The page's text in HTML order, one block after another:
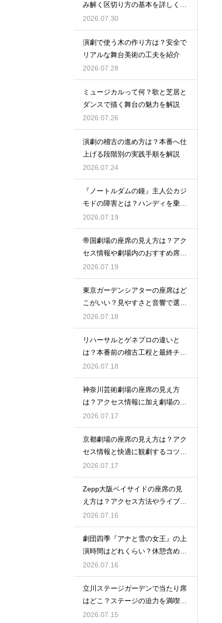
み解く区切り方の基本を詳しく解
説
2026.07.30
演劇で使う木の作り方は？安全で
リアルな舞台美術の工夫を紹介
2026.07.28
ミュージカルって何？歌と芝居と
ダンスで描く舞台の魅力を解説
2026.07.26
演劇の稽古の進め方は？本番へ仕
上げる段階別の実践手順を解説
2026.07.24
『ノートルダムの鐘』主人公カジ
モドの障害とは？ハンディを乗り
越える姿に感動
2026.07.19
帝国劇場の座席の見え方は？アク
セス情報や劇場内のおすすめ席を
徹底ガイド
2026.07.19
東京ガーデンシアターの座席はど
こがいい？見やすさと音響で選ぶ
おすすめのポジション
2026.07.18
リハーサルとゲネプロの違いと
は？本番前の稽古工程と最終チェ
ックの意味を解説
2026.07.18
神奈川芸術劇場の座席の見え方
は？アクセス情報に加え劇場の魅
力を徹底解説
2026.07.17
京都劇場の座席の見え方は？アク
セス情報と快適に観劇するコツを
事前にチェック
2026.07.17
Zepp大阪ベイサイドの座席の見
え方は？アクセス方法やライブを
楽しむポイントを紹介
2026.07.16
劇団四季『アナと雪の女王』の上
演時間はどれくらい？休憩含めた
公演の長さを解説
2026.07.16
立川ステージガーデンで当たり席
はどこ？ステージの迫力を満喫で
きるベストポジションを紹介
2026.07.15